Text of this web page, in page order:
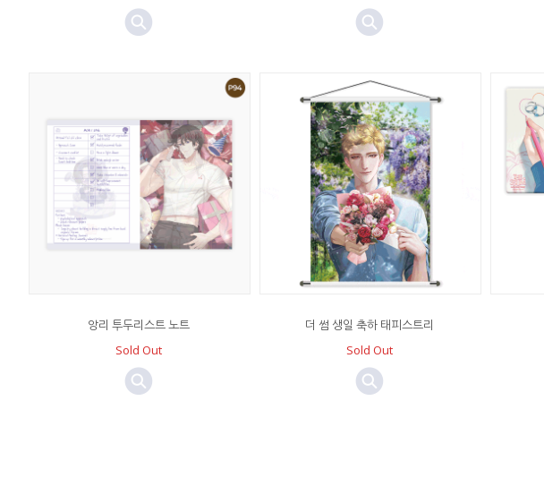
앙리 투두리스트 노트
Sold Out
더 썸 생일 축하 태피스트리
Sold Out